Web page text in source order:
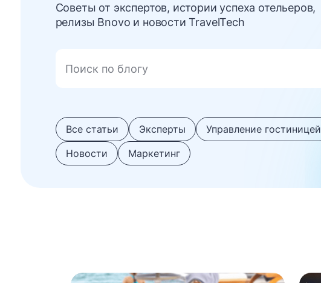
Советы от экспертов, истории успеха отельеров,
релизы Bnovo и новости TravelTech
Все статьи Эксперты
Управление гостиницей
Новости
Маркетинг